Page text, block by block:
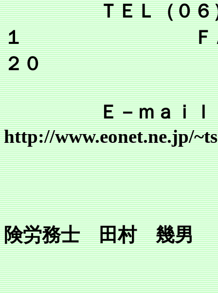
ＴＥＬ（０６）６
１ ＦＡＸ（０
２０
Ｅ－ｍａｉｌ
http://www.eonet.ne.jp/
所長 特
険労務士 田村 幾男